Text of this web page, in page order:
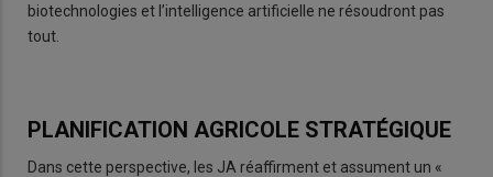
biotechnologies et l’intelligence artificielle ne résoudront pas
tout.
PLANIFICATION AGRICOLE STRATÉGIQUE
Dans cette perspective, les JA réaffirment et assument un «